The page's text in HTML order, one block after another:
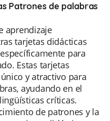
Patrones de palabras
aprendizaje
tarjetas didácticas
para
Estas tarjetas
y atractivo para
ayudando en el
críticas.
de patrones y la